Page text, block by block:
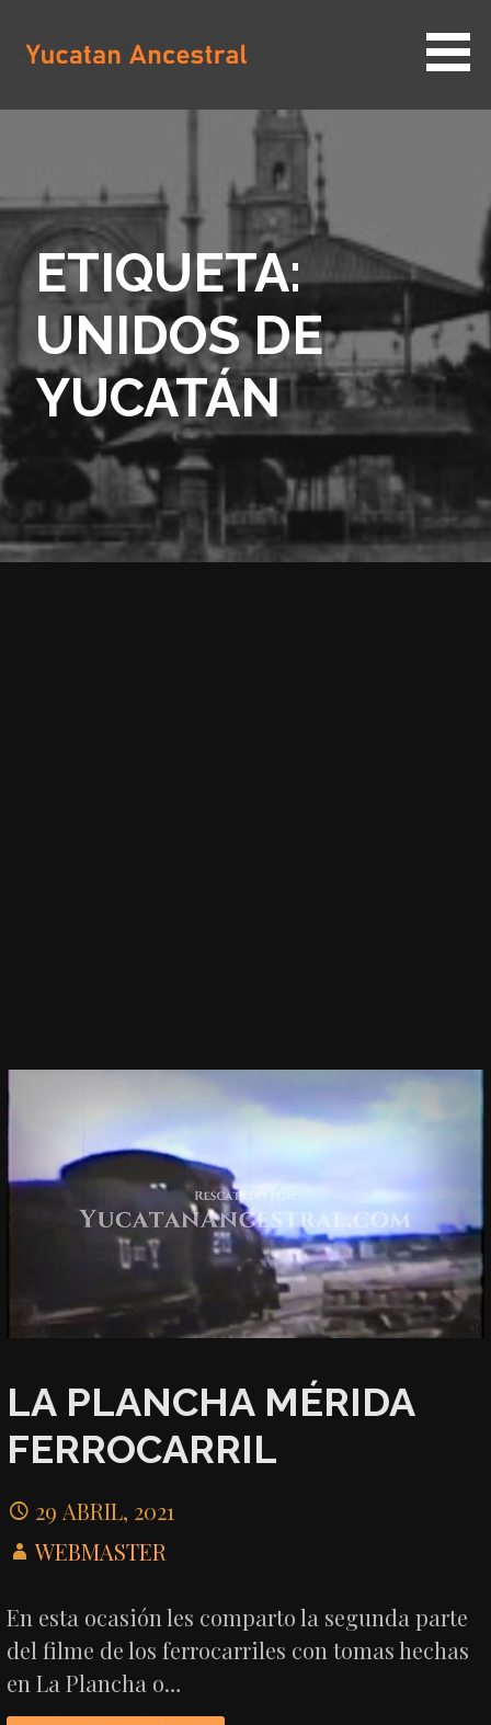
contenido
YUCATAN ANCESTRAL
ETIQUETA:
UNIDOS DE
YUCATÁN
LA PLANCHA MÉRIDA
FERROCARRIL
29 ABRIL, 2021
WEBMASTER
En esta ocasión les comparto la segunda parte
del filme de los ferrocarriles con tomas hechas
en La Plancha o…